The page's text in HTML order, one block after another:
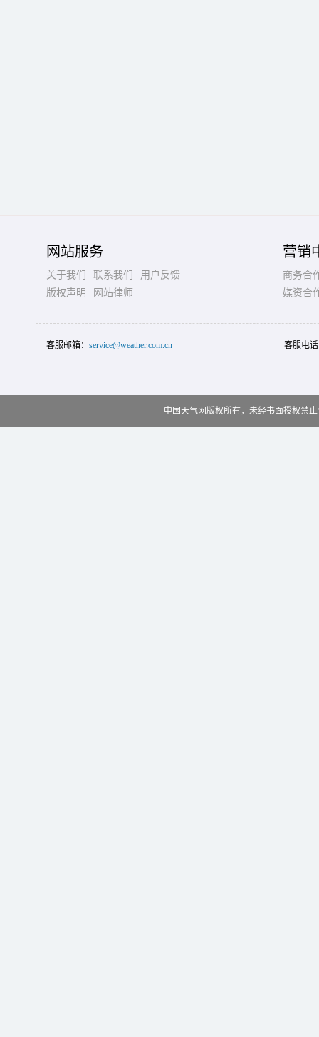
网站服务
关于我们 联系我们
用户反馈
版权声明
网站律师
营销
商务合
媒资合
客服邮箱： service@weather.com.cn 客服电
中国天气网版权所有，未经书面授权